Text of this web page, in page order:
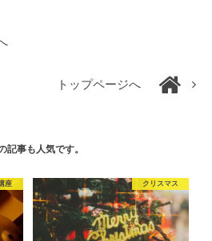
トップページへ
記事も人気です。
座 クリスマス